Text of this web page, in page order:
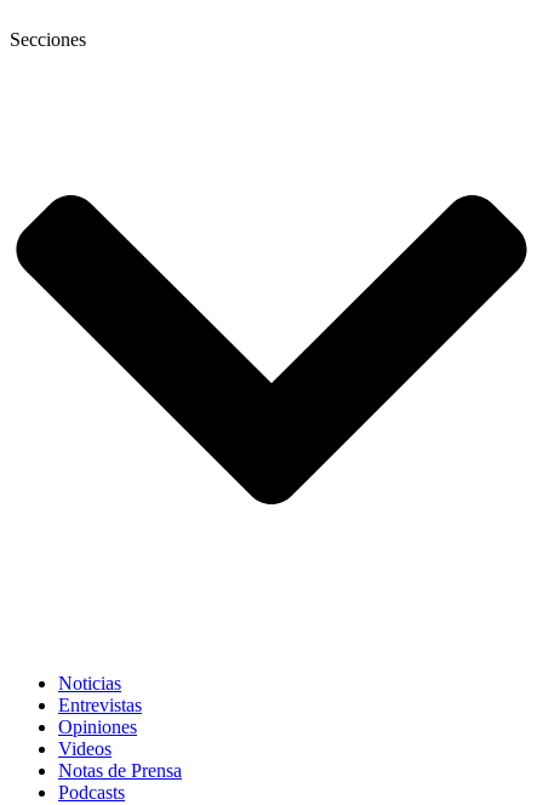
Secciones
Noticias
Entrevistas
Opiniones
Videos
Notas de Prensa
Podcasts